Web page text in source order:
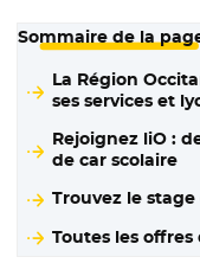
Sommaire de la
La Région
ses services et
Rejoignez liO :
de car scolaire
Trouvez le
Toutes les